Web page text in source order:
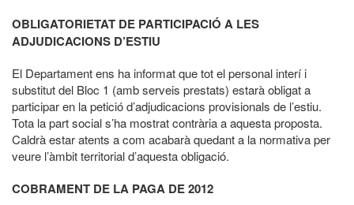
OBLIGATORIETAT DE PARTICIPACIÓ A LES
ADJUDICACIONS D’ESTIU
El Departament ens ha informat que tot el personal interí i
substitut del Bloc 1 (amb serveis prestats) estarà obligat a
participar en la petició d’adjudicacions provisionals de l’estiu.
Tota la part social s’ha mostrat contrària a aquesta proposta.
Caldrà estar atents a com acabarà quedant a la normativa per
veure l’àmbit territorial d’aquesta obligació.
COBRAMENT DE LA PAGA DE 2012